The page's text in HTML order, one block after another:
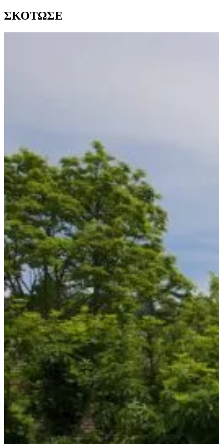
ΣΚΟΤΩΣΕ